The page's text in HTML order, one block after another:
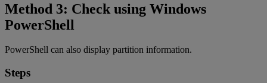
Method 3: Check using Windows
PowerShell
PowerShell can also display partition information.
Steps